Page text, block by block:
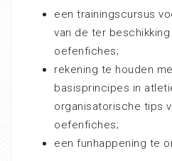
een trainingscursus
van de ter
oefenfiches;
rekening te houden
basisprincipes in
organisatorische tips
oefenfiches;
een funhappening te